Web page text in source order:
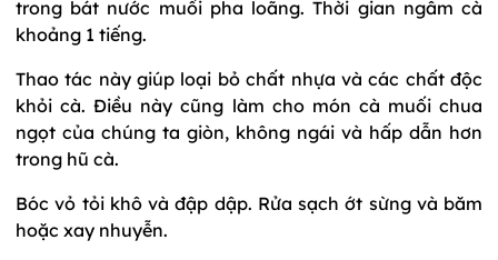
trong bát nước muối pha loãng. Thời gian ngâm cà
khoảng 1 tiếng.
Thao tác này giúp loại bỏ chất nhựa và các chất độc
khỏi cà. Điều này cũng làm cho món cà muối chua
ngọt của chúng ta giòn, không ngái và hấp dẫn hơn
trong hũ cà.
Bóc vỏ tỏi khô và đập dập. Rửa sạch ớt sừng và băm
hoặc xay nhuyễn.